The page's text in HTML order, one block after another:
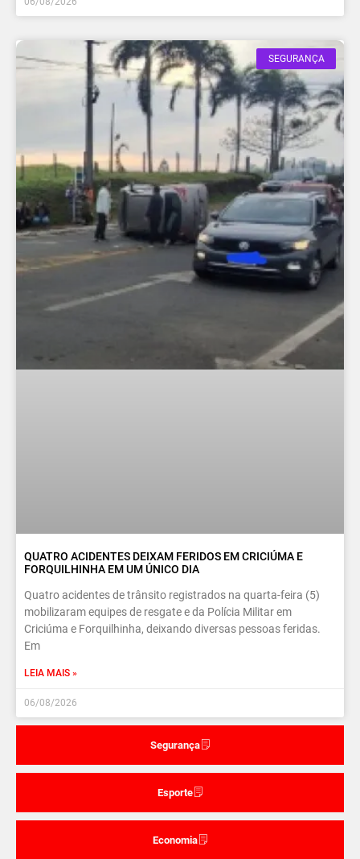
Segurança
Esporte
Economia
SEGURANÇA
QUATRO ACIDENTES DEIXAM FERIDOS EM CRICIÚMA E
FORQUILHINHA EM UM ÚNICO DIA
Quatro acidentes de trânsito registrados na quarta-feira (5)
mobilizaram equipes de resgate e da Polícia Militar em
Criciúma e Forquilhinha, deixando diversas pessoas feridas.
Em
LEIA MAIS »
06/08/2026